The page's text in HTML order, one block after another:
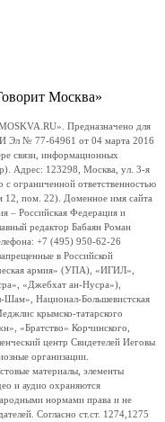
Москва»
Предназначено для
Эл № 77-64961 от 04 марта 2016
связи, информационных
Адрес: 123298, Москва, ул. 3-я
ограниченной ответственностью
пом. 22). Доменное имя сайта
– Российская Федерация и
редактор Бабаян Роман
+7 (495) 950-62-26
в Российской
армия» (УПА), «ИГИЛ»,
«Джебхат ан-Нусра»),
Шам», Национал-Большевистская
крымско-татарского
«Братство» Корчинского,
центр Свидетелей Иеговы
организации.
материалы, элементы
и аудио охраняются
нормами права и не
Согласно ст.ст. 1274,1275